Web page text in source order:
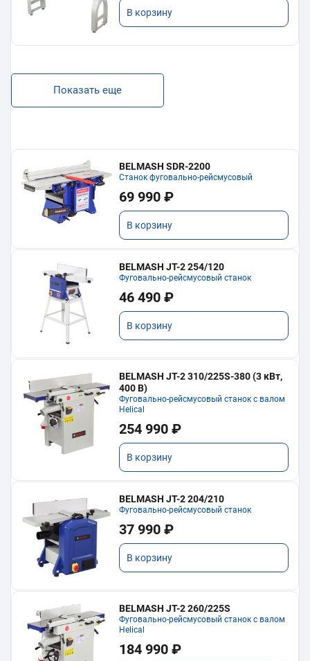
В корзину
Показать еще
BELMASH SDR-2200
Станок фуговально-рейсмусовый
69 990 ₽
В корзину
BELMASH JT-2 254/120
Фуговально-рейсмусовый станок
46 490 ₽
В корзину
BELMASH JT-2 310/225S-380 (3 кВт,
400 В)
Фуговально-рейсмусовый станок с валом
Helical
254 990 ₽
В корзину
BELMASH JT-2 204/210
Фуговально-рейсмусовый станок
37 990 ₽
В корзину
BELMASH JT-2 260/225S
Фуговально-рейсмусовый станок с валом
Helical
184 990 ₽